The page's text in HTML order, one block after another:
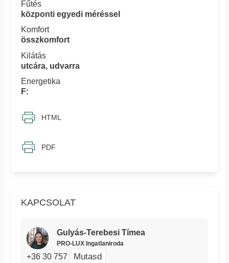
KAPCSOLAT
Gulyás-Terebesi Tímea
PRO-LUX Ingatlaniroda
+36 30 757 Mutasd
Fűtés
központi egyedi méréssel
Komfort
összkomfort
Kilátás
utcára, udvarra
Energetika
F:
HTML
PDF